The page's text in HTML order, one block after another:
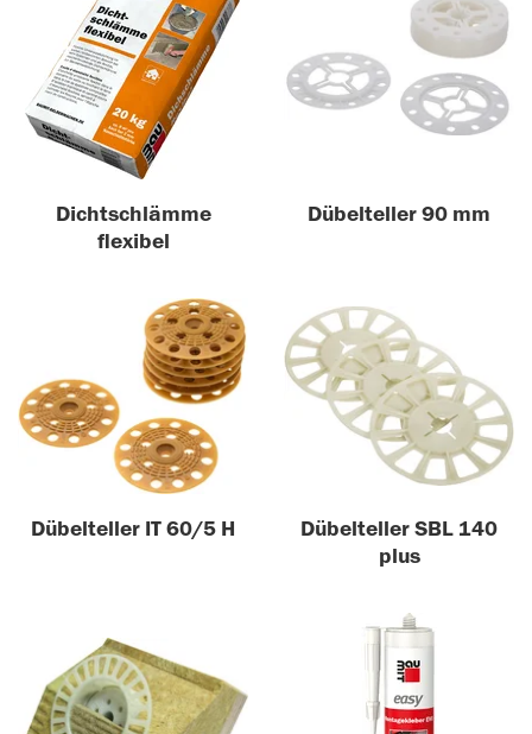
Dichtschlämme
flexibel
Dübelteller 90 mm
Dübelteller IT 60/5 H
Dübelteller SBL 140
plus